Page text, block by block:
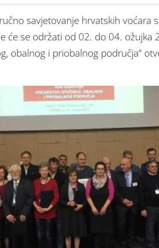
savjetovanje hrvatskih voćara
će se održati od 02. do 04. ožujka
obalnog i priobalnog područja“